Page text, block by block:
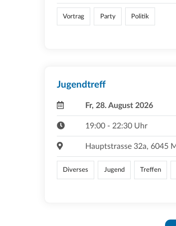
Vortrag Party Politik
Jugendtreff
Fr, 28. August 2026
19:00 - 22:30 Uhr
Hauptstrasse 32a, 6045
Diverses Jugend Treffen